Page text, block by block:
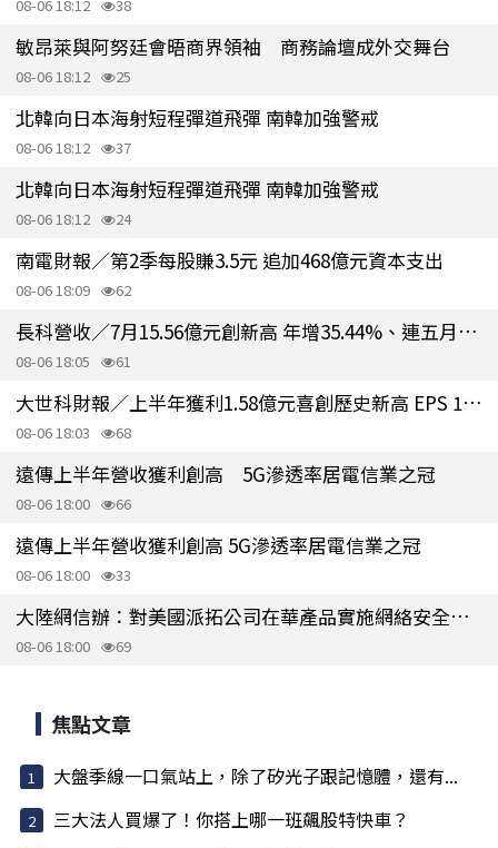
08-06 18:12 38
敏昂萊與阿努廷會晤商界領袖 商務論壇成外交舞台
08-06 18:12 25
北韓向日本海射短程彈道飛彈 南韓加強警戒
08-06 18:12 37
北韓向日本海射短程彈道飛彈 南韓加強警戒
08-06 18:12 24
南電財報／第2季每股賺3.5元 追加468億元資本支出
08-06 18:09 62
長科營收／7月15.56億元創新高 年增35.44%、連五月走揚
08-06 18:05 61
大世科財報／上半年獲利1.58億元喜創歷史新高 EPS 1.58元
08-06 18:03 68
遠傳上半年營收獲利創高 5G滲透率居電信業之冠
08-06 18:00 66
遠傳上半年營收獲利創高 5G滲透率居電信業之冠
08-06 18:00 33
大陸網信辦：對美國派拓公司在華產品實施網絡安全審查
08-06 18:00 69
焦點文章
大盤季線一口氣站上，除了矽光子跟記憶體，還有...
三大法人買爆了！你搭上哪一班飆股特快車？